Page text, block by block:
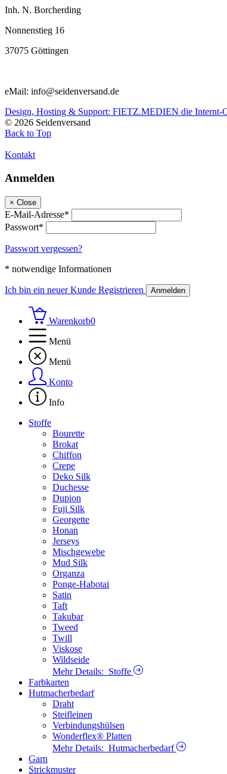
Inh. N. Borcherding
Nonnenstieg 16
37075 Göttingen
eMail: info@seidenversand.de
Design, Hosting & Support: FIETZ.MEDIEN die Internt-
© 2026 Seidenversand
Back to Top
Kontakt
Anmelden
× Close
E-Mail-Adresse*
Passwort*
Passwort vergessen?
* notwendige Informationen
Ich bin ein neuer Kunde Registrieren Anmelden
Warenkorb0
Menü
Menü
Konto
Info
Stoffe
Bourette
Brokat
Chiffon
Crepe
Deko Silk
Duchesse
Dupion
Fuji Silk
Georgette
Honan
Jerseys
Mischgewebe
Mud Silk
Organza
Ponge-Habotai
Satin
Taft
Takubar
Tweed
Twill
Viskose
Wildseide
Mehr Details: Stoffe
Farbkarten
Hutmacherbedarf
Draht
Steifleinen
Verbindungshülsen
Wonderflex® Platten
Mehr Details: Hutmacherbedarf
Garn
Strickmuster